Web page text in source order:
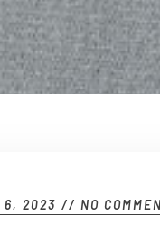
6, 2023 // NO